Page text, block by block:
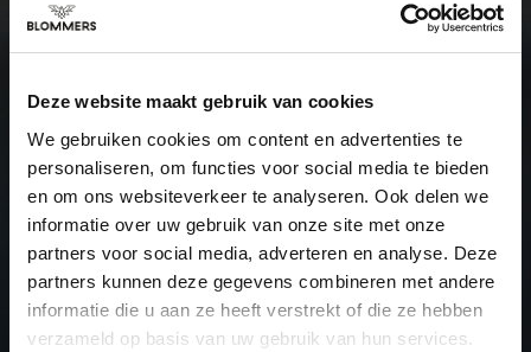
Deze website maakt gebruik van cookies
We gebruiken cookies om content en advertenties te
personaliseren, om functies voor social media te bieden
en om ons websiteverkeer te analyseren. Ook delen we
informatie over uw gebruik van onze site met onze
partners voor social media, adverteren en analyse. Deze
partners kunnen deze gegevens combineren met andere
informatie die u aan ze heeft verstrekt of die ze hebben
verzameld op basis van uw gebruik van hun services.